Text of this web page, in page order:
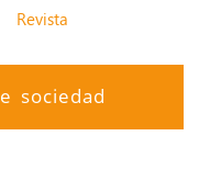
Revista
sociedad